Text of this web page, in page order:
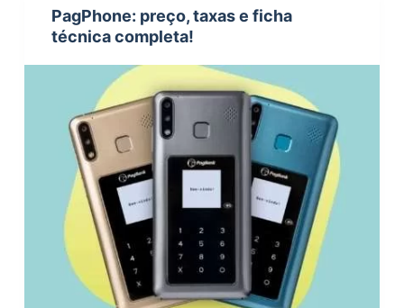
PagPhone: preço, taxas e ficha
técnica completa!